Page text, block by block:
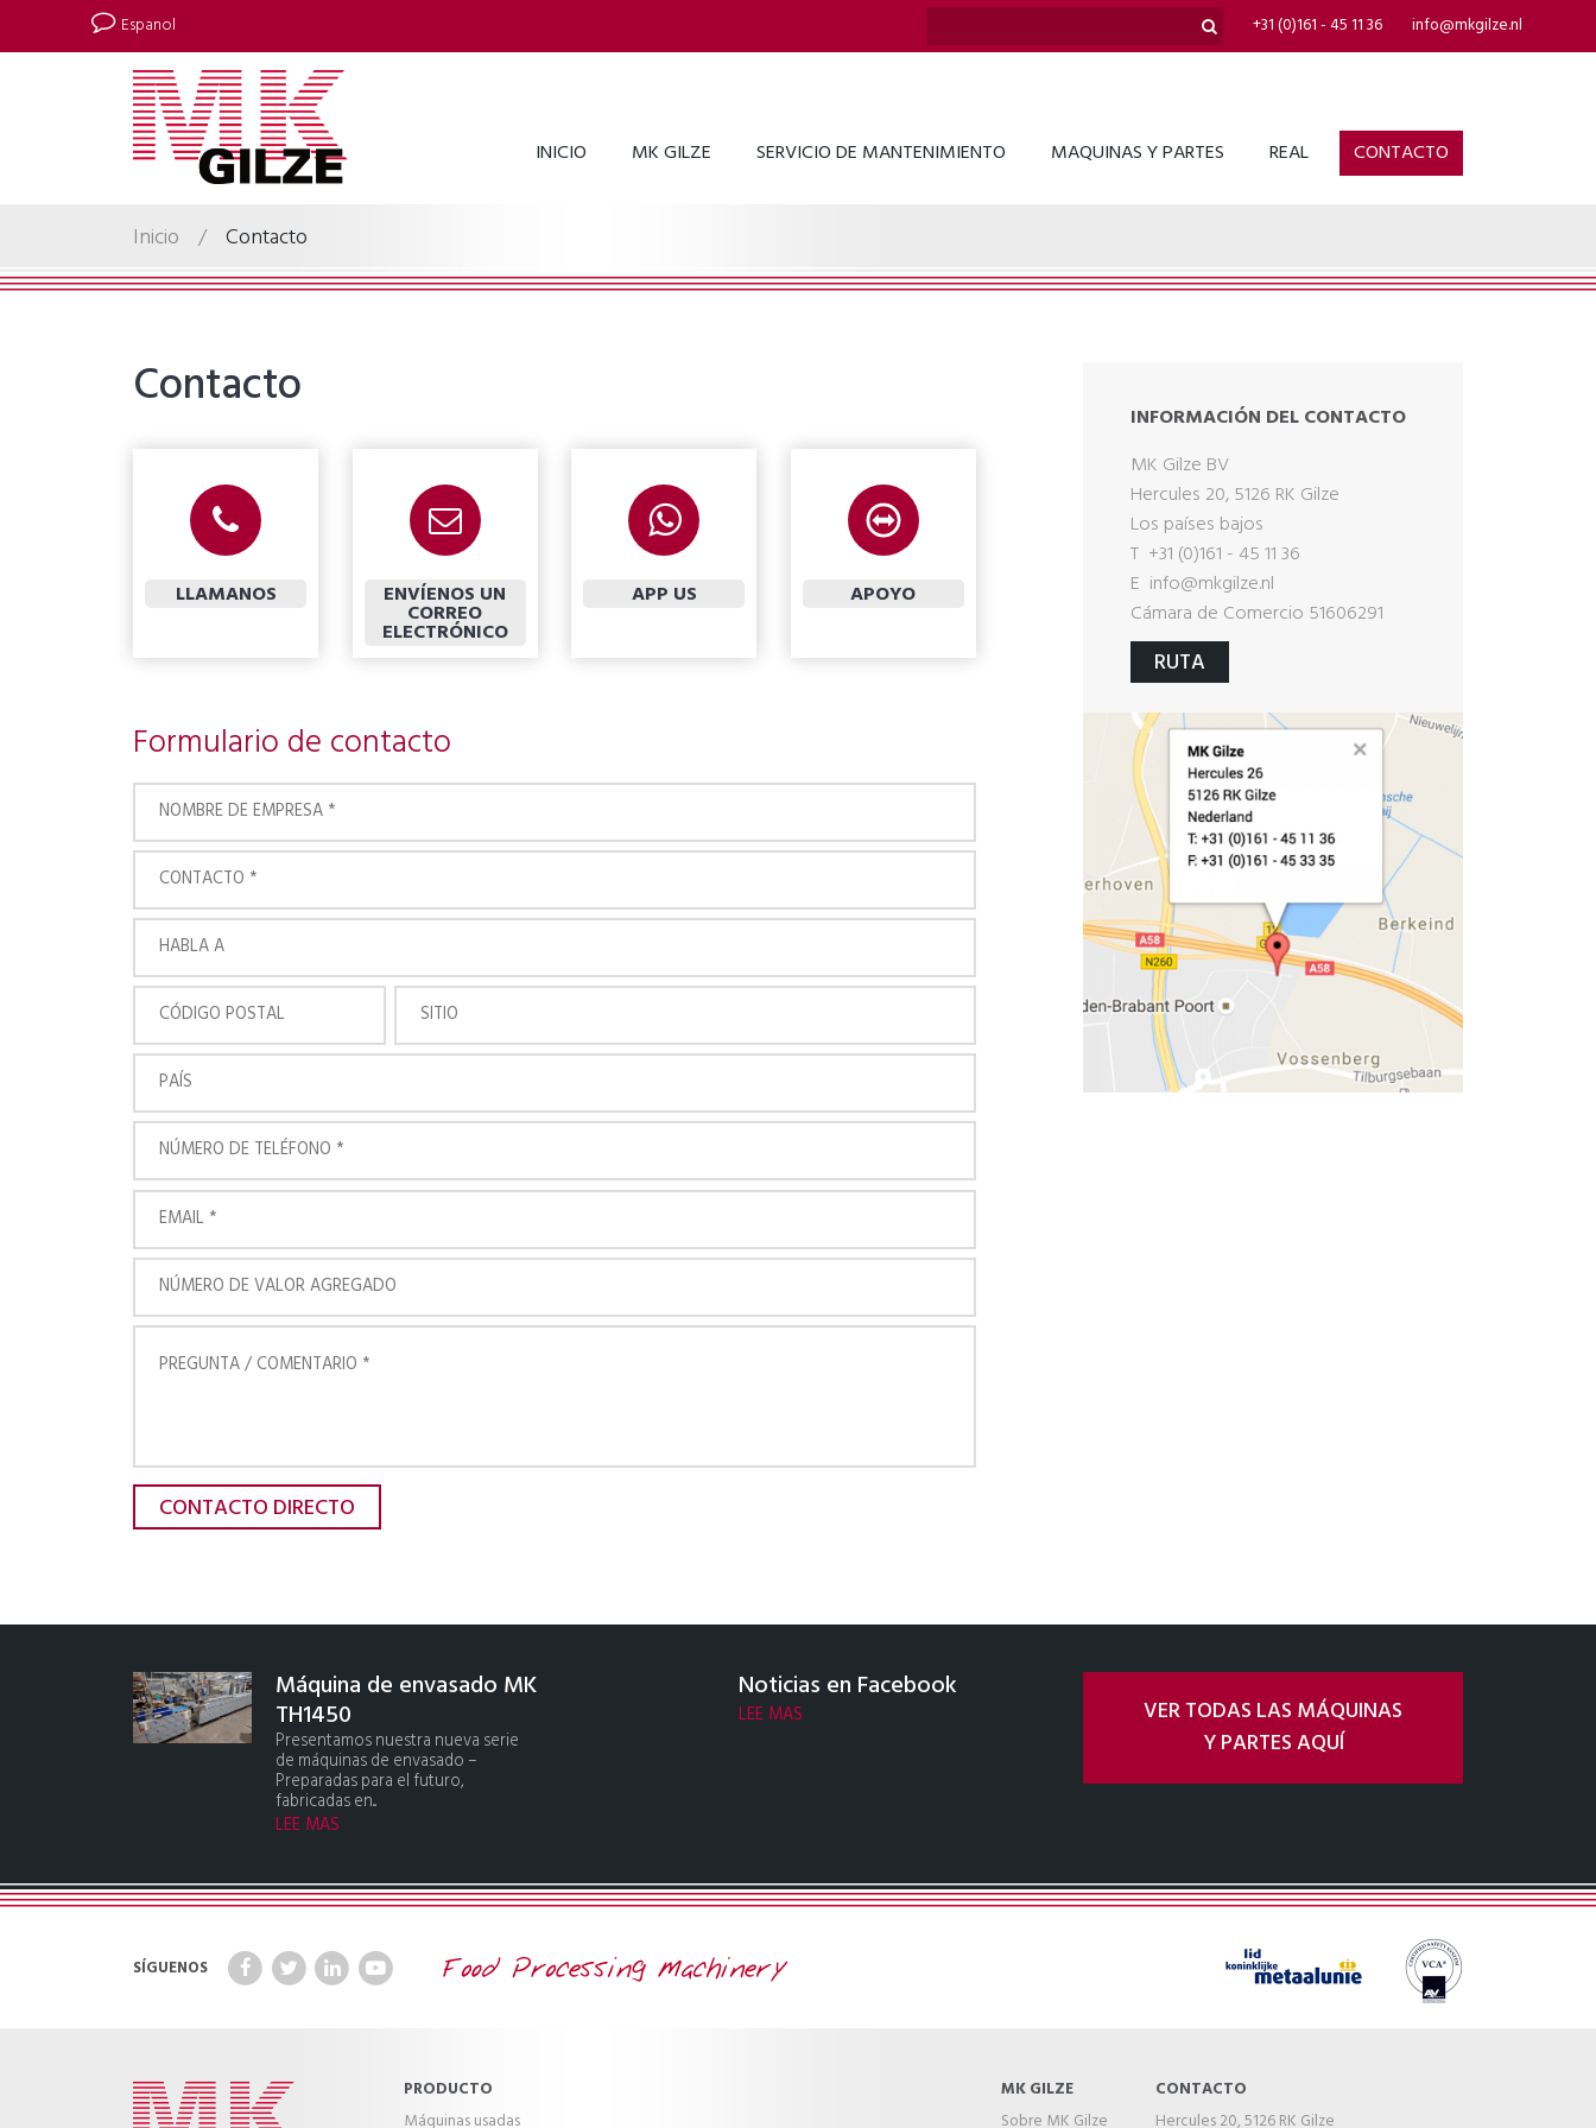
Espanol info@mkgilze.nl
+31 (0)161 - 45 11 36
INICIO MK GILZE SERVICIO DE MANTENIMIENTO MAQUINAS Y PARTES REAL CONTACTO
Inicio / Contacto
Contacto
LLAMANOS ENVÍENOS UN
CORREO
ELECTRÓNICO
APP US APOYO
Formulario de contacto
INFORMACIÓN DEL CONTACTO
MK Gilze BV
Hercules 20, 5126 RK Gilze
Los países bajos
T +31 (0)161 - 45 11 36
E info@mkgilze.nl
Cámara de Comercio 51606291
RUTA
Máquina de envasado MK
TH1450
Presentamos nuestra nueva serie
de máquinas de envasado –
Preparadas para el futuro,
fabricadas en...
LEE MAS
Noticias en Facebook
LEE MAS
VER TODAS LAS MÁQUINAS
Y PARTES AQUÍ
SÍGUENOS
PRODUCTO
Máquinas usadas
MK GILZE
Sobre MK Gilze
CONTACTO
Hercules 20, 5126 RK Gilze